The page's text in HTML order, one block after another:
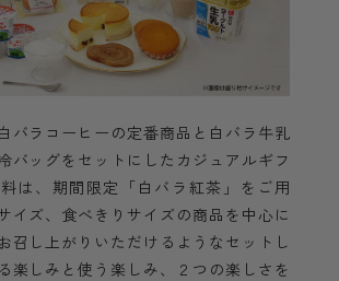
バラコーヒーの定番商品と白バラ牛乳
バッグをセットにしたカジュアルギフ
は、期間限定「白バラ紅茶」をご用
イズ、食べきりサイズの商品を中心に
召し上がりいただけるようなセットし
楽しみと使う楽しみ、２つの楽しさを